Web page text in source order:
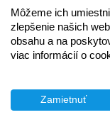
Môžeme ich
zlepšenie našich
obsahu a na
viac informácií o
Zamietnuť